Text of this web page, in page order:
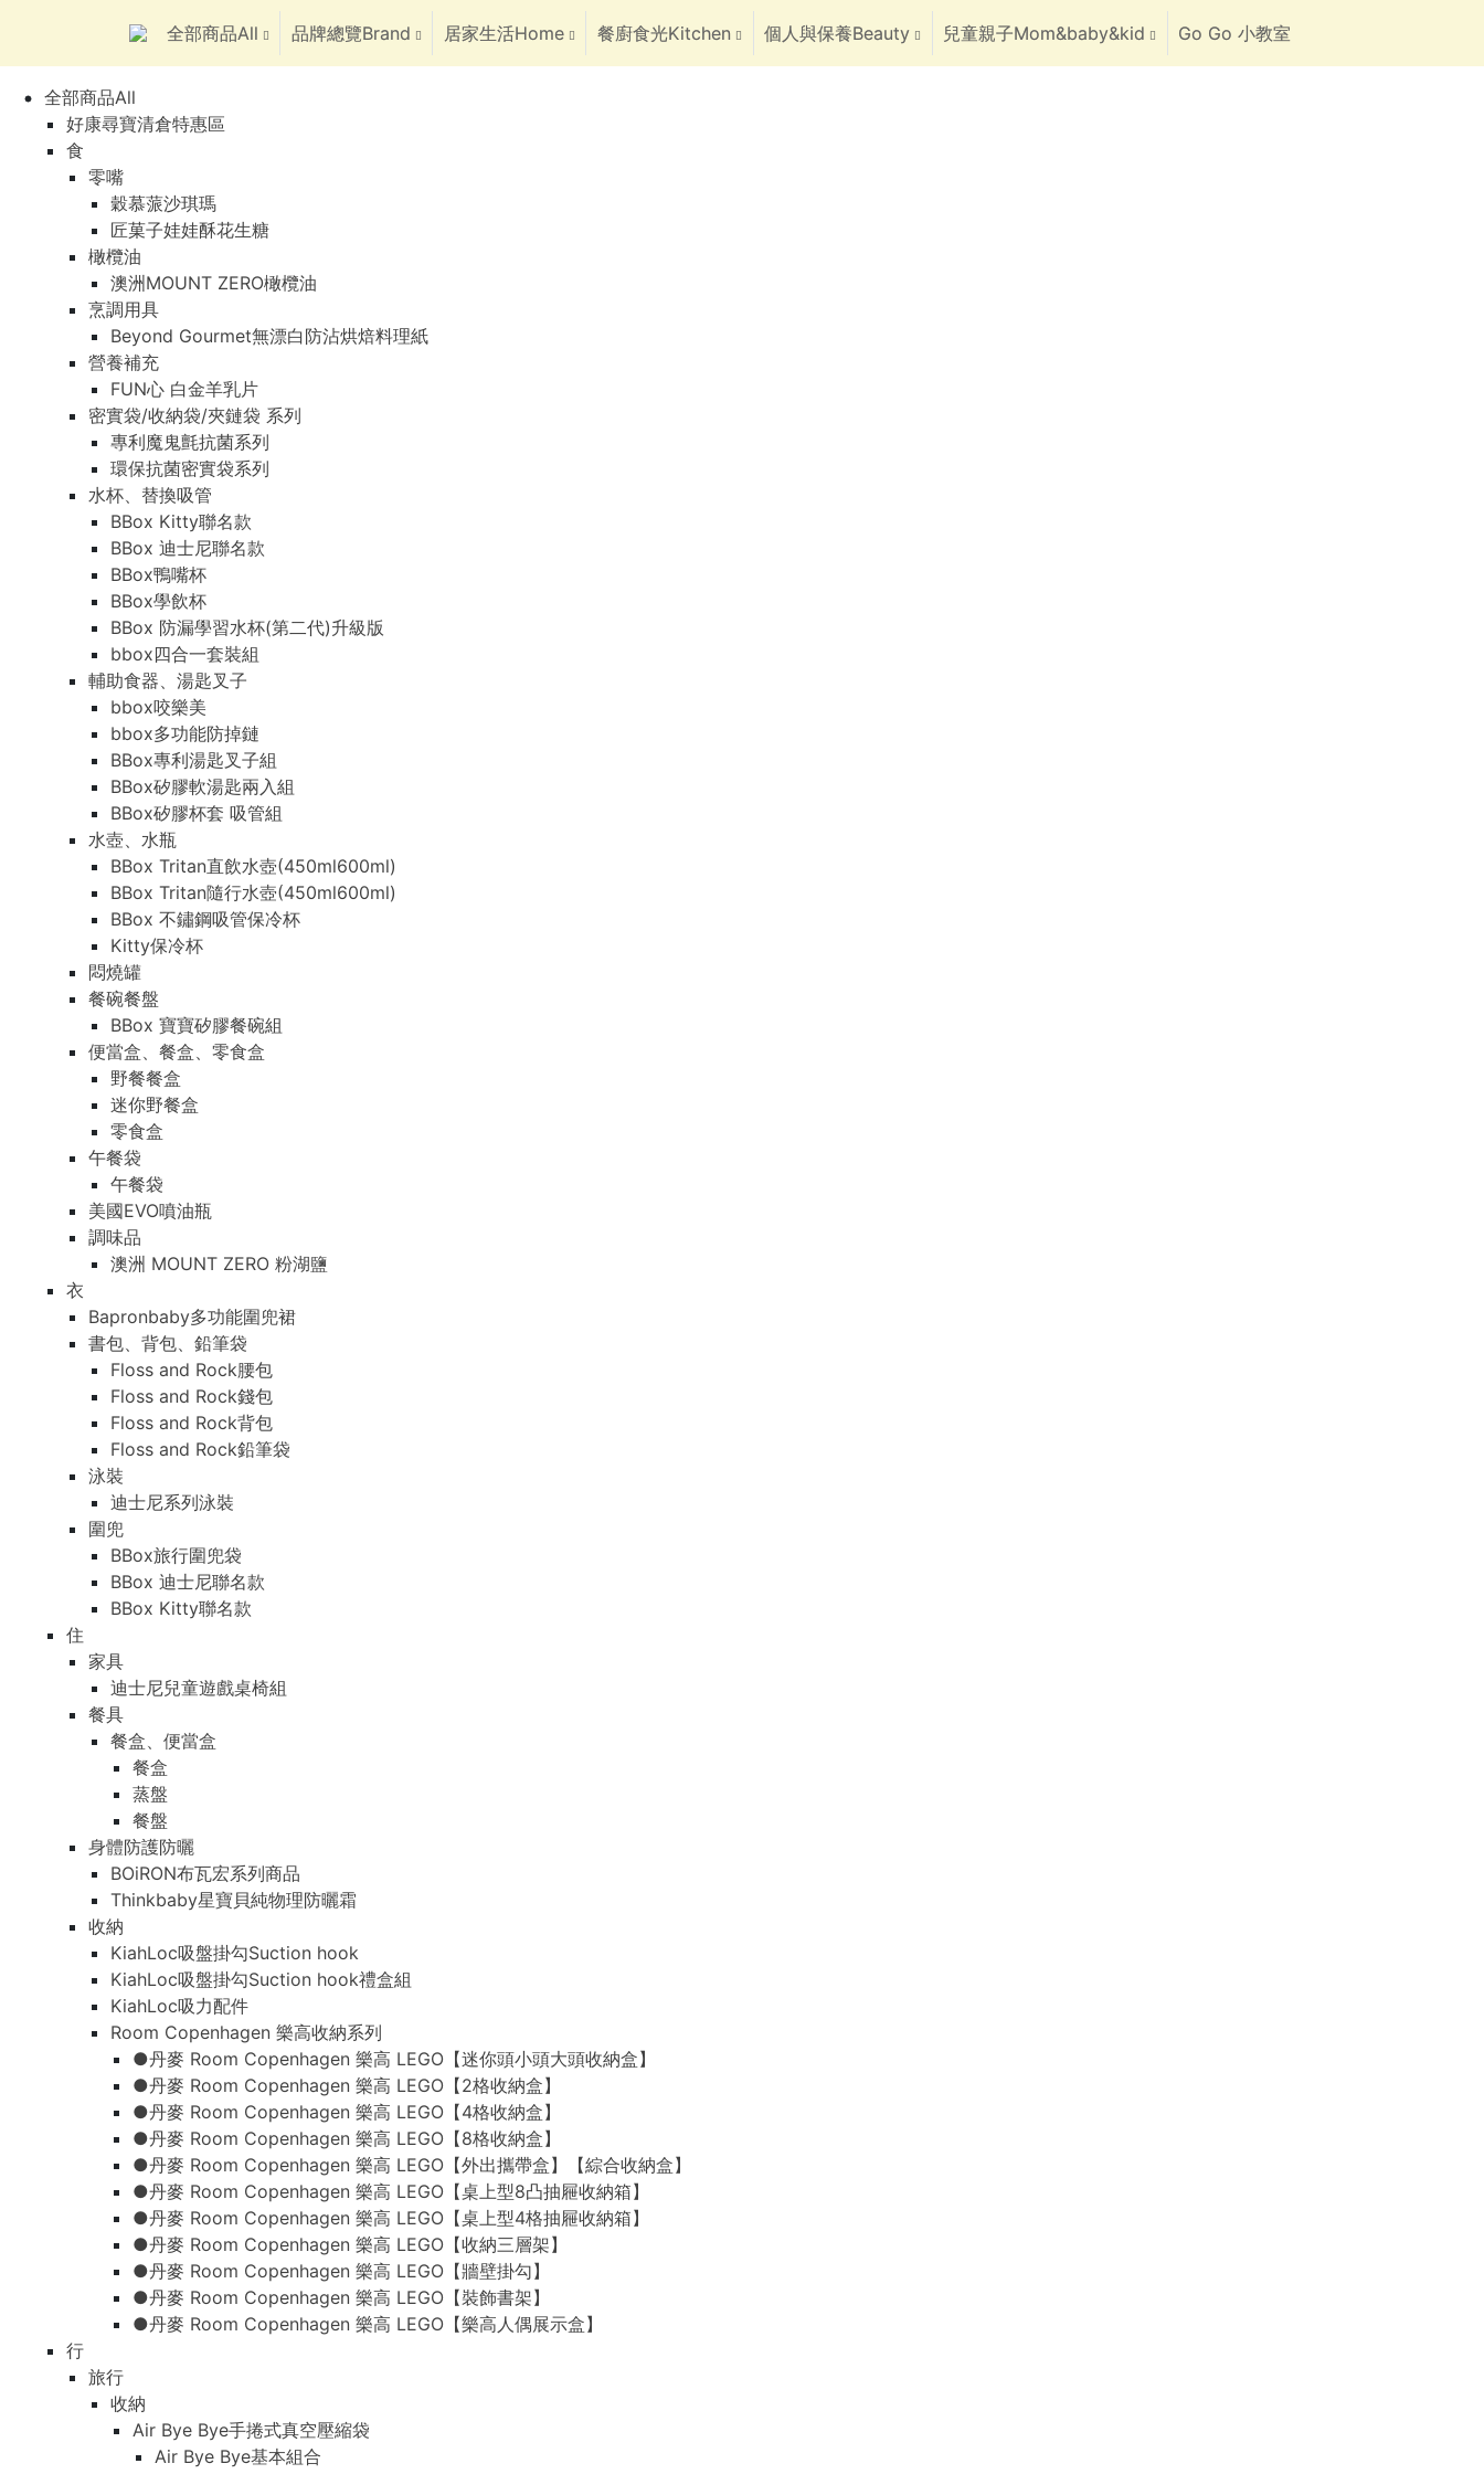
全部商品All
好康尋寶清倉特惠區
食
零嘴
穀慕蒎沙琪瑪
匠菓子娃娃酥花生糖
橄欖油
澳洲MOUNT ZERO橄欖油
烹調用具
Beyond Gourmet無漂白防沾烘焙料理紙
營養補充
FUN心 白金羊乳片
密實袋/收納袋/夾鏈袋 系列
專利魔鬼氈抗菌系列
環保抗菌密實袋系列
水杯、替換吸管
BBox Kitty聯名款
BBox 迪士尼聯名款
BBox鴨嘴杯
BBox學飲杯
BBox 防漏學習水杯(第二代)升級版
bbox四合一套裝組
輔助食器、湯匙叉子
bbox咬樂美
bbox多功能防掉鏈
BBox專利湯匙叉子組
BBox矽膠軟湯匙兩入組
BBox矽膠杯套 吸管組
水壺、水瓶
BBox Tritan直飲水壺(450ml600ml)
BBox Tritan隨行水壺(450ml600ml)
BBox 不鏽鋼吸管保冷杯
Kitty保冷杯
悶燒罐
餐碗餐盤
BBox 寶寶矽膠餐碗組
便當盒、餐盒、零食盒
野餐餐盒
迷你野餐盒
零食盒
午餐袋
午餐袋
美國EVO噴油瓶
調味品
澳洲 MOUNT ZERO 粉湖鹽
衣
Bapronbaby多功能圍兜裙
書包、背包、鉛筆袋
Floss and Rock腰包
Floss and Rock錢包
Floss and Rock背包
Floss and Rock鉛筆袋
泳裝
迪士尼系列泳裝
圍兜
BBox旅行圍兜袋
BBox 迪士尼聯名款
BBox Kitty聯名款
住
家具
迪士尼兒童遊戲桌椅組
餐具
餐盒、便當盒
餐盒
蒸盤
餐盤
身體防護防曬
BOiRON布瓦宏系列商品
Thinkbaby星寶貝純物理防曬霜
收納
KiahLoc吸盤掛勾Suction hook
KiahLoc吸盤掛勾Suction hook禮盒組
KiahLoc吸力配件
Room Copenhagen 樂高收納系列
●丹麥 Room Copenhagen 樂高 LEGO【迷你頭小頭大頭收納盒】
●丹麥 Room Copenhagen 樂高 LEGO【2格收納盒】
●丹麥 Room Copenhagen 樂高 LEGO【4格收納盒】
●丹麥 Room Copenhagen 樂高 LEGO【8格收納盒】
●丹麥 Room Copenhagen 樂高 LEGO【外出攜帶盒】【綜合收納盒】
●丹麥 Room Copenhagen 樂高 LEGO【桌上型8凸抽屜收納箱】
●丹麥 Room Copenhagen 樂高 LEGO【桌上型4格抽屜收納箱】
●丹麥 Room Copenhagen 樂高 LEGO【收納三層架】
●丹麥 Room Copenhagen 樂高 LEGO【牆壁掛勾】
●丹麥 Room Copenhagen 樂高 LEGO【裝飾書架】
●丹麥 Room Copenhagen 樂高 LEGO【樂高人偶展示盒】
行
旅行
收納
Air Bye Bye手捲式真空壓縮袋
Air Bye Bye基本組合
全部商品All 品牌總覽Brand 居家生活Home 餐廚食光Kitchen 個人與保養Beauty 兒童親子Mom&baby&kid Go Go 小教室